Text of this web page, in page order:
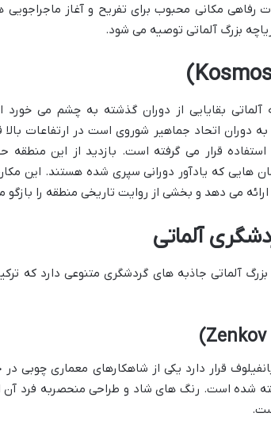
رفاهی مکانی محبوب برای تفریح و آغاز
بزرگ آلماتی توصیه می شود.
آلماتی بقایایی از دوران گذشته به چشم می
دوران اتحاد جماهیر شوروی است در ارتفاعات بالا
قرار می گرفته است. بازدید از این منطقه
هایی که یادآور دورانی سپری شده هستند. این
می دهد و بخشی از روایت تاریخی منطقه را بازگو
آلماتی
آلماتی جاذبه های گردشگری متنوعی دارد که
قرار دارد یکی از شاهکارهای معماری چوبی
شده است. رنگ های شاد و طراحی منحصربه فرد آن